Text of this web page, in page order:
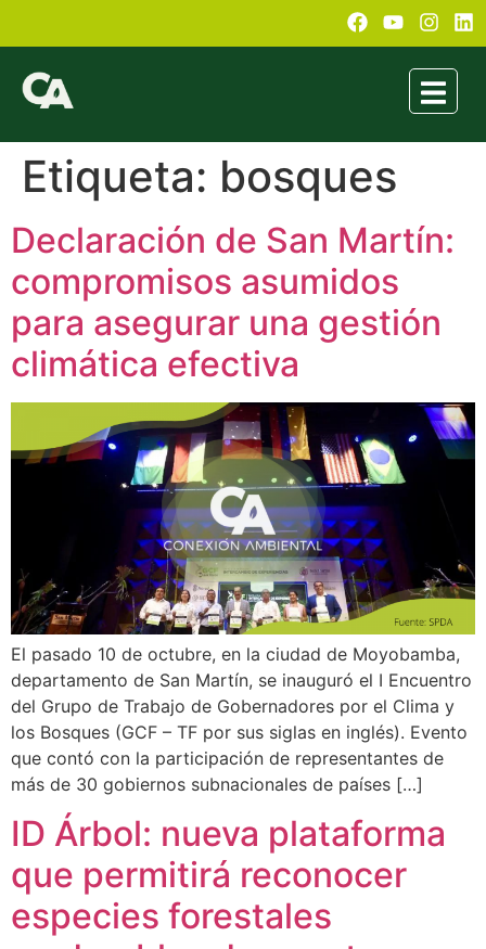
Etiqueta: bosques
Declaración de San Martín:
compromisos asumidos
para asegurar una gestión
climática efectiva
El pasado 10 de octubre, en la ciudad de Moyobamba,
departamento de San Martín, se inauguró el I Encuentro
del Grupo de Trabajo de Gobernadores por el Clima y
los Bosques (GCF – TF por sus siglas en inglés). Evento
que contó con la participación de representantes de
más de 30 gobiernos subnacionales de países […]
ID Árbol: nueva plataforma
que permitirá reconocer
especies forestales